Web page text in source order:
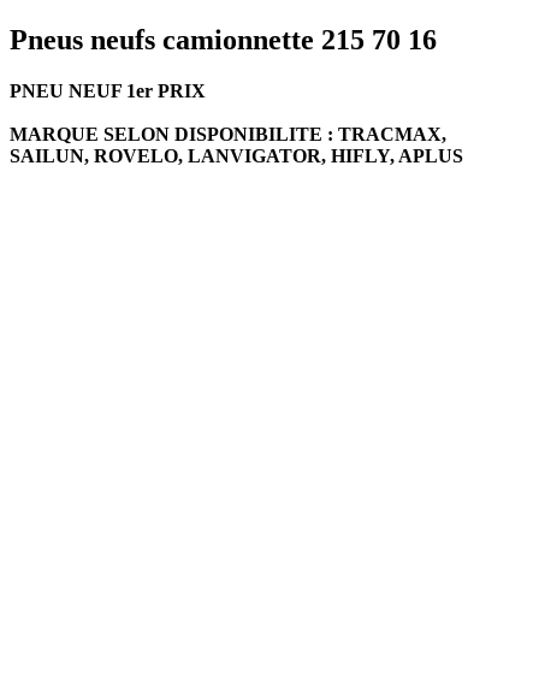
Pneus neufs camionnette 215 70 16
PNEU NEUF 1er PRIX
MARQUE SELON DISPONIBILITE : TRACMAX,
SAILUN, ROVELO, LANVIGATOR, HIFLY, APLUS